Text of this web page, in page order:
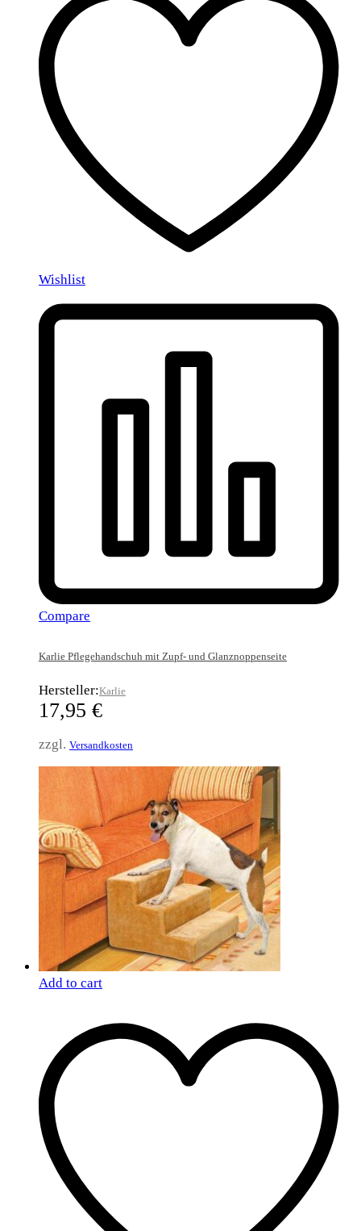
Wishlist
Compare
Karlie Pflegehandschuh mit Zupf- und Glanznoppenseite
Hersteller:Karlie
17,95 €
zzgl. Versandkosten
Add to cart